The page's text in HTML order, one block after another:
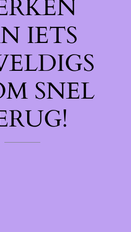
IETS
SNEL